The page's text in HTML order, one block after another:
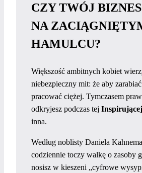
CZY TWÓJ
NA
HAMULCU?
Większość ambitnych kobiet
niebezpieczny mit: że aby
pracować ciężej. Tymczasem
odkryjesz podczas tej
inna.
Według noblisty Daniela
codziennie toczy walkę o zasoby
nosisz w kieszeni „cyfrowe